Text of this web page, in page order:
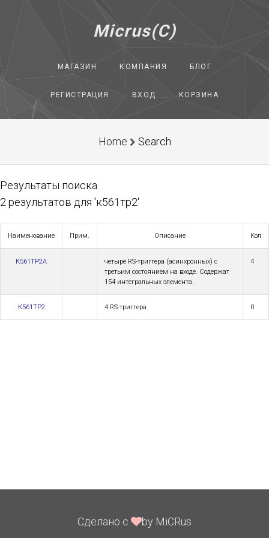
Micrus(C)
МАГАЗИН КОМПАНИЯ БЛОГ
РЕГИСТРАЦИЯ ВХОД КОРЗИНА
Home Search
Результаты поиска
2 результатов для 'к561тр2'
Наименование Прим. Описание Кол
К561ТР2А
четыре RS-триггера (асинхронных) с
третьим состоянием на входе. Содержат
154 интегральных элемента.
4
К561ТР2 4 RS-триггера 0
Сделано с by MiCRus